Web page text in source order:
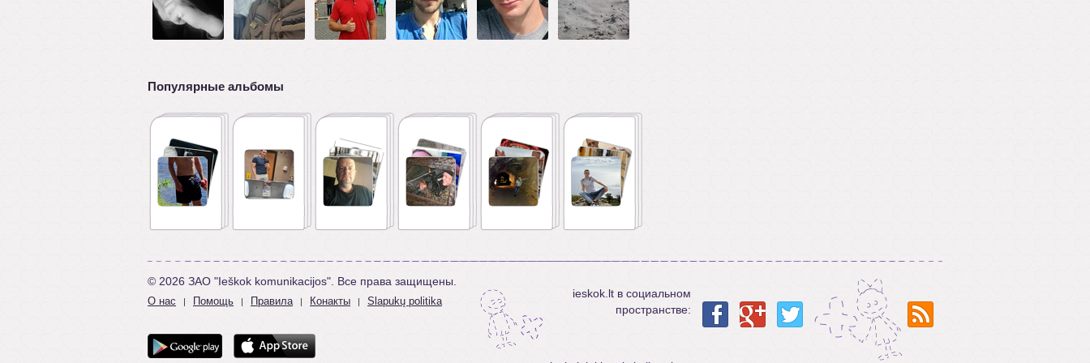
Популярные альбомы
© 2026 ЗАО "Ieškok komunikacijos". Все права защищены.
О нас | Помощь | Правила | Конакты | Slapukų politika
ieskok.lt в социальном
пространстве: